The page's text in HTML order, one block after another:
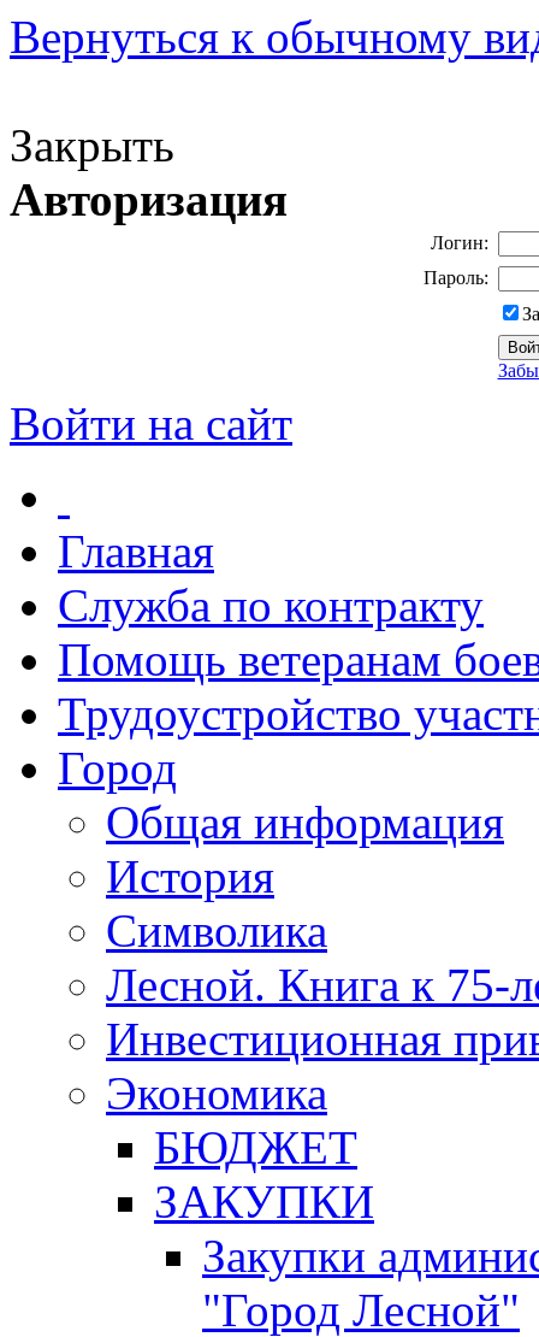
Вернуться к обычному
Закрыть
Авторизация
Логин:
Пароль:
Войти на сайт
Главная
Служба по контракту
Помощь ветеранам
Трудоустройство
Город
Общая информация
История
Символика
Лесной. Книга к 75-
Инвестиционная
Экономика
БЮДЖЕТ
ЗАКУПКИ
Закупки
"Город Лесной"